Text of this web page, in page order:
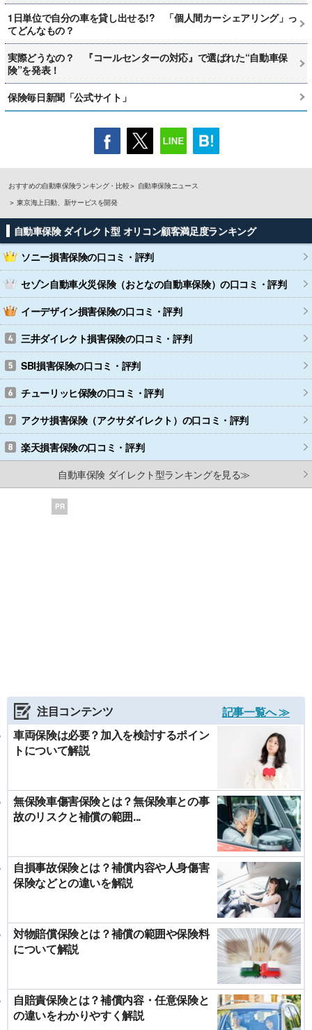
1日単位で自分の車を貸し出せる!? 「個人間カーシェアリング」っ
てどんなもの？
実際どうなの？ 『コールセンターの対応』で選ばれた“自動車保
険”を発表！
保険毎日新聞「公式サイト」
おすすめの自動車保険ランキング・比較
自動車保険ニュース
東京海上日動、新サービスを開発
自動車保険 ダイレクト型 オリコン顧客満足度ランキング
ソニー損害保険の口コミ・評判
セゾン自動車火災保険（おとなの自動車保険）の口コミ・評判
イーデザイン損害保険の口コミ・評判
三井ダイレクト損害保険の口コミ・評判
SBI損害保険の口コミ・評判
チューリッヒ保険の口コミ・評判
アクサ損害保険（アクサダイレクト） の口コミ・評判
楽天損害保険の口コミ・評判
自動車保険 ダイレクト型ランキングを見る≫
PR
注目コンテンツ
記事一覧へ ≫
車両保険は必要？加入を検討するポイン
トについて解説
無保険車傷害保険とは？無保険車との事
故のリスクと補償の範囲...
自損事故保険とは？補償内容や人身傷害
保険などとの違いを解説
対物賠償保険とは？補償の範囲や保険料
について解説
自賠責保険とは？補償内容・任意保険と
の違いをわかりやすく解説